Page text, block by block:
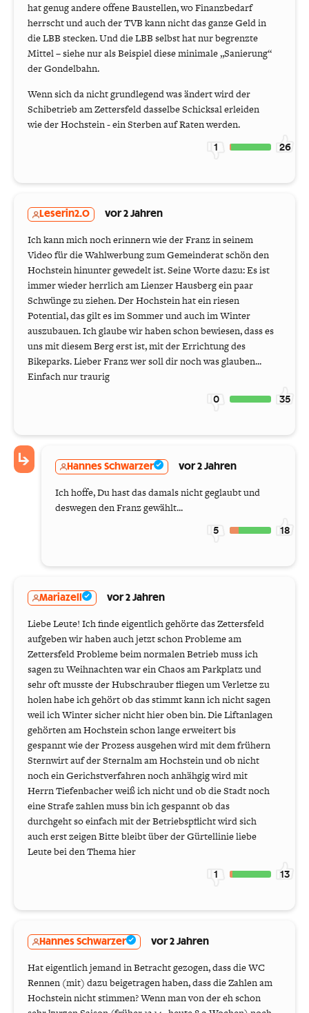
hat genug andere offene Baustellen, wo Finanzbedarf
herrscht und auch der TVB kann nicht das ganze Geld in
die LBB stecken. Und die LBB selbst hat nur begrenzte
Mittel – siehe nur als Beispiel diese minimale „Sanierung“
der Gondelbahn.
Wenn sich da nicht grundlegend was ändert wird der
Schibetrieb am Zettersfeld dasselbe Schicksal erleiden
wie der Hochstein - ein Sterben auf Raten werden.
1 26
Leserin2.0 vor 2 Jahren
Ich kann mich noch erinnern wie der Franz in seinem
Video für die Wahlwerbung zum Gemeinderat schön den
Hochstein hinunter gewedelt ist. Seine Worte dazu: Es ist
immer wieder herrlich am Lienzer Hausberg ein paar
Schwünge zu ziehen. Der Hochstein hat ein riesen
Potential, das gilt es im Sommer und auch im Winter
auszubauen. Ich glaube wir haben schon bewiesen, dass es
uns mit diesem Berg erst ist, mit der Errichtung des
Bikeparks. Lieber Franz wer soll dir noch was glauben...
Einfach nur traurig
0 35
Hannes Schwarzer vor 2 Jahren
Ich hoffe, Du hast das damals nicht geglaubt und
deswegen den Franz gewählt...
5 18
Mariazell vor 2 Jahren
Liebe Leute! Ich finde eigentlich gehörte das Zettersfeld
aufgeben wir haben auch jetzt schon Probleme am
Zettersfeld Probleme beim normalen Betrieb muss ich
sagen zu Weihnachten war ein Chaos am Parkplatz und
sehr oft musste der Hubschrauber fliegen um Verletze zu
holen habe ich gehört ob das stimmt kann ich nicht sagen
weil ich Winter sicher nicht hier oben bin. Die Liftanlagen
gehörten am Hochstein schon lange erweitert bis
gespannt wie der Prozess ausgehen wird mit dem frühern
Sternwirt auf der Sternalm am Hochstein und ob nicht
noch ein Gerichstverfahren noch anhähgig wird mit
Herrn Tiefenbacher weiß ich nicht und ob die Stadt noch
eine Strafe zahlen muss bin ich gespannt ob das
durchgeht so einfach mit der Betriebspflicht wird sich
auch erst zeigen Bitte bleibt über der Gürtellinie liebe
Leute bei den Thema hier
1 13
Hannes Schwarzer vor 2 Jahren
Hat eigentlich jemand in Betracht gezogen, dass die WC
Rennen (mit) dazu beigetragen haben, dass die Zahlen am
Hochstein nicht stimmen? Wenn man von der eh schon